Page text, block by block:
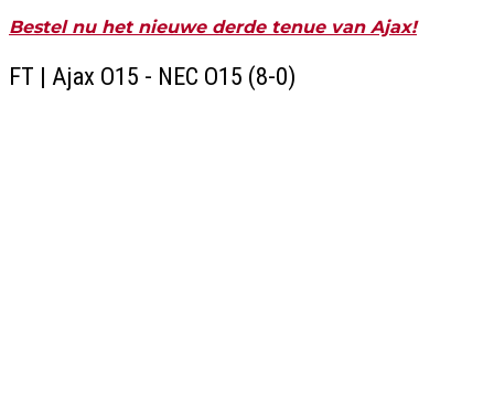
Bestel nu het nieuwe derde tenue van Ajax!
FT | Ajax O15 - NEC O15 (8-0)